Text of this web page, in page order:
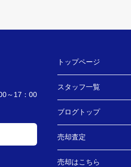
～17：00
トップページ
スタッフ一覧
ブログトップ
売却査定
売却はこちら